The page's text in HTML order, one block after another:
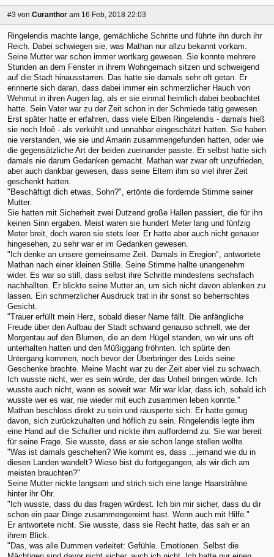
#3 von Curanthor am 16 Feb, 2018 22:03
Ringelendis machte lange, gemächliche Schritte und führte ihn durch ihr
Reich. Dabei schwiegen sie, was Mathan nur allzu bekannt vorkam.
Seine Mutter war schon immer wortkarg gewesen. Sie konnte mehrere
Stunden an dem Fenster in ihrem Wohngemach sitzen und schweigend
auf die Stadt hinausstarren. Das hatte sie damals sehr oft getan. Er
erinnerte sich daran, dass dabei immer ein schmerzlicher Hauch von
Wehmut in ihren Augen lag, als er sie einmal heimlich dabei beobachtet
hatte. Sein Vater war zu der Zeit schon in der Schmiede tätig gewesen.
Erst später hatte er erfahren, dass viele Elben Ringelendis - damals hieß
sie noch Irloê - als verkühlt und unnahbar eingeschätzt hatten. Sie haben
nie verstanden, wie sie und Amarin zusammengefunden hatten, oder wie
die gegensätzliche Art der beiden zueinander passte. Er selbst hatte sich
damals nie darum Gedanken gemacht. Mathan war zwar oft unzufrieden,
aber auch dankbar gewesen, dass seine Eltern ihm so viel ihrer Zeit
geschenkt hatten.
"Beschäftigt dich etwas, Sohn?", ertönte die fordernde Stimme seiner
Mutter.
Sie hatten mit Sicherheit zwei Dutzend große Hallen passiert, die für ihn
keinen Sinn ergaben. Meist waren sie hundert Meter lang und fünfzig
Meter breit, doch waren sie stets leer. Er hatte aber auch nicht genauer
hingesehen, zu sehr war er im Gedanken gewesen.
"Ich denke an unsere gemeinsame Zeit. Damals in Eregion", antwortete
Mathan nach einer kleinen Stille. Seine Stimme hallte unangenehm
wider. Es war so still, dass selbst ihre Schritte mindestens sechsfach
nachhallten. Er blickte seine Mutter an, um sich nicht davon ablenken zu
lassen. Ein schmerzlicher Ausdruck trat in ihr sonst so beherrschtes
Gesicht.
"Trauer erfüllt mein Herz, sobald dieser Name fällt. Die anfängliche
Freude über den Aufbau der Stadt schwand genauso schnell, wie der
Morgentau auf den Blumen, die an dem Hügel standen, wo wir uns oft
unterhalten hatten und den Müßiggang fröhnten. Ich spürte den
Untergang kommen, noch bevor der Überbringer des Leids seine
Geschenke brachte. Meine Macht war zu der Zeit aber viel zu schwach.
Ich wusste nicht, wer es sein würde, der das Unheil bringen würde. Ich
wusste auch nicht, wann es soweit war. Mir war klar, dass ich, sobald ich
wusste wer es war, nie wieder mit euch zusammen leben konnte."
Mathan beschloss direkt zu sein und räusperte sich. Er hatte genug
davon, sich zurückzuhalten und höflich zu sein. Ringelendis legte ihm
eine Hand auf die Schulter und nickte ihm auffordernd zu. Sie war bereit
für seine Frage. Sie wusste, dass er sie schon lange stellen wollte.
"Was ist damals geschehen? Wie kommt es, dass ...jemand wie du in
diesen Landen wandelt? Wieso bist du fortgegangen, als wir dich am
meisten brauchten?"
Seine Mutter nickte langsam und strich sich eine lange Haarsträhne
hinter ihr Ohr.
"Ich wusste, dass du das fragen würdest. Ich bin mir sicher, dass du dir
schon ein paar Dinge zusammengereimt hast. Wenn auch mit Hilfe."
Er antwortete nicht. Sie wusste, dass sie Recht hatte, das sah er an
ihrem Blick.
"Das, was alle Dummen verleitet: Gefühle. Emotionen. Selbst die